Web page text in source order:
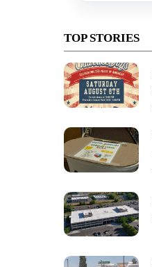
TOP STORIES